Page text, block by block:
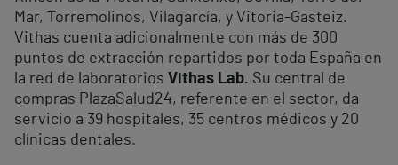
Mar, Torremolinos, Vilagarcía, y Vitoria-Gasteiz.
Vithas cuenta adicionalmente con más de 300
puntos de extracción repartidos por toda España en
la red de laboratorios Vithas Lab. Su central de
compras PlazaSalud24, referente en el sector, da
servicio a 39 hospitales, 35 centros médicos y 20
clínicas dentales.